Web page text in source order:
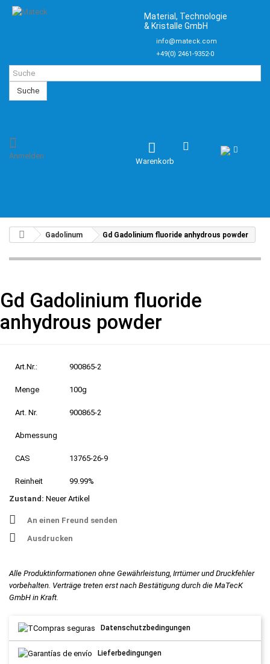
Material, Technologie
& Kristalle GmbH
info@mateck.com
+49(0) 2461-9352-0
Suche
Warenkorb
Anmelden
Gadolinum Gd Gadolinium fluoride anhydrous powder
Gd Gadolinium fluoride
anhydrous powder
Art.Nr.: 900865-2
Menge 100g
Art. Nr. 900865-2
Abmessung
CAS 13765-26-9
Reinheit
99.99%
Zustand: Neuer Artikel
An einen Freund senden
Ausdrucken
Alle Produktinformationen ohne Gewährleistung, Irrtümer und Druckfehler
vorbehalten. Verträge treten erst nach Bestätigung durch die MaTecK
GmbH in Kraft.
Datenschutzbedingungen
Lieferbedingungen